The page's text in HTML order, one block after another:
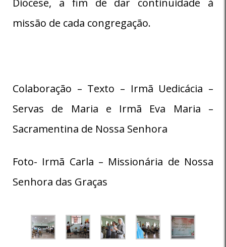
missão de cada congregação.
Colaboração – Texto – Irmã Uedicácia –
Servas de Maria e Irmã Eva Maria –
Sacramentina de Nossa Senhora
Foto- Irmã Carla – Missionária de Nossa
Senhora das Graças